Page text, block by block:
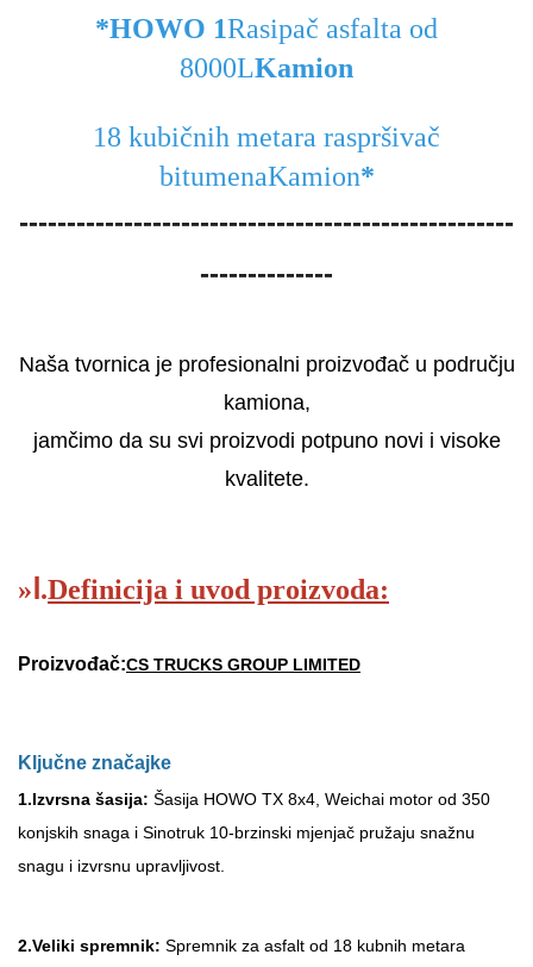
*HOWO 1Rasipač asfalta od
8000LKamion
18 kubičnih metara raspršivač
bitumenaKamion*
----------------------------------------------------
--------------
Naša tvornica je profesionalni proizvođač u području
kamiona,
jamčimo da su svi proizvodi potpuno novi i visoke
kvalitete.
» Ⅰ.Definicija i uvod proizvoda:
Proizvođač:CS TRUCKS GROUP LIMITED
Ključne značajke
1.Izvrsna šasija: Šasija HOWO TX 8x4, Weichai motor od 350
konjskih snaga i Sinotruk 10-brzinski mjenjač pružaju snažnu
snagu i izvrsnu upravljivost.
2.Veliki spremnik: Spremnik za asfalt od 18 kubnih metara